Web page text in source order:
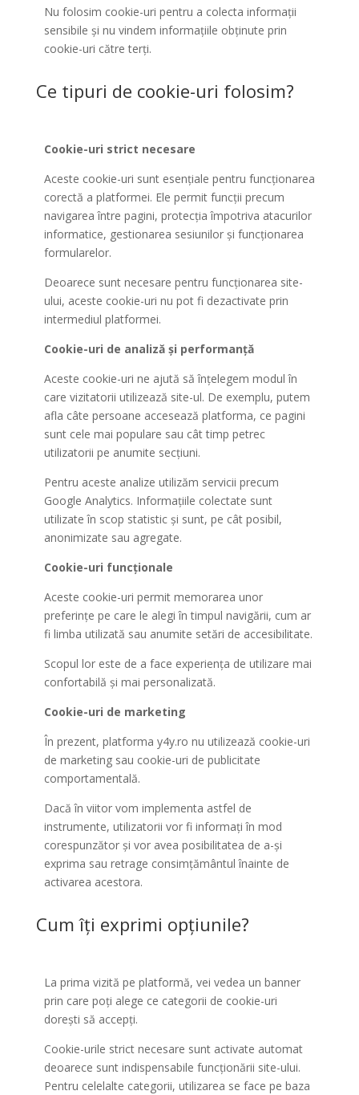
Nu folosim cookie-uri pentru a colecta informații
sensibile și nu vindem informațiile obținute prin
cookie-uri către terți.
Ce tipuri de cookie-uri folosim?
Cookie-uri strict necesare
Aceste cookie-uri sunt esențiale pentru funcționarea
corectă a platformei. Ele permit funcții precum
navigarea între pagini, protecția împotriva atacurilor
informatice, gestionarea sesiunilor și funcționarea
formularelor.
Deoarece sunt necesare pentru funcționarea site-
ului, aceste cookie-uri nu pot fi dezactivate prin
intermediul platformei.
Cookie-uri de analiză și performanță
Aceste cookie-uri ne ajută să înțelegem modul în
care vizitatorii utilizează site-ul. De exemplu, putem
afla câte persoane accesează platforma, ce pagini
sunt cele mai populare sau cât timp petrec
utilizatorii pe anumite secțiuni.
Pentru aceste analize utilizăm servicii precum
Google Analytics. Informațiile colectate sunt
utilizate în scop statistic și sunt, pe cât posibil,
anonimizate sau agregate.
Cookie-uri funcționale
Aceste cookie-uri permit memorarea unor
preferințe pe care le alegi în timpul navigării, cum ar
fi limba utilizată sau anumite setări de accesibilitate.
Scopul lor este de a face experiența de utilizare mai
confortabilă și mai personalizată.
Cookie-uri de marketing
În prezent, platforma y4y.ro nu utilizează cookie-uri
de marketing sau cookie-uri de publicitate
comportamentală.
Dacă în viitor vom implementa astfel de
instrumente, utilizatorii vor fi informați în mod
corespunzător și vor avea posibilitatea de a-și
exprima sau retrage consimțământul înainte de
activarea acestora.
Cum îți exprimi opțiunile?
La prima vizită pe platformă, vei vedea un banner
prin care poți alege ce categorii de cookie-uri
dorești să accepți.
Cookie-urile strict necesare sunt activate automat
deoarece sunt indispensabile funcționării site-ului.
Pentru celelalte categorii, utilizarea se face pe baza